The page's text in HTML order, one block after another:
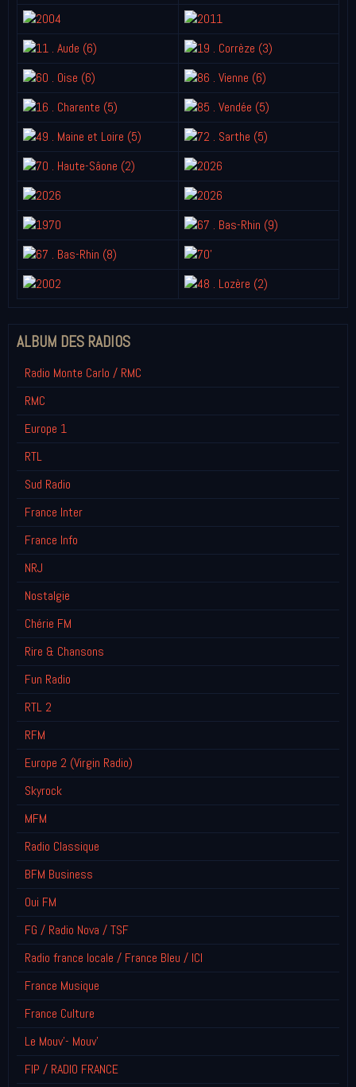
ALBUM DES RADIOS
Radio Monte Carlo / RMC
RMC
Europe 1
RTL
Sud Radio
France Inter
France Info
NRJ
Nostalgie
Chérie FM
Rire & Chansons
Fun Radio
RTL 2
RFM
Europe 2 (Virgin Radio)
Skyrock
MFM
Radio Classique
BFM Business
Oui FM
FG / Radio Nova / TSF
Radio france locale / France Bleu / ICI
France Musique
France Culture
Le Mouv'- Mouv'
FIP / RADIO FRANCE